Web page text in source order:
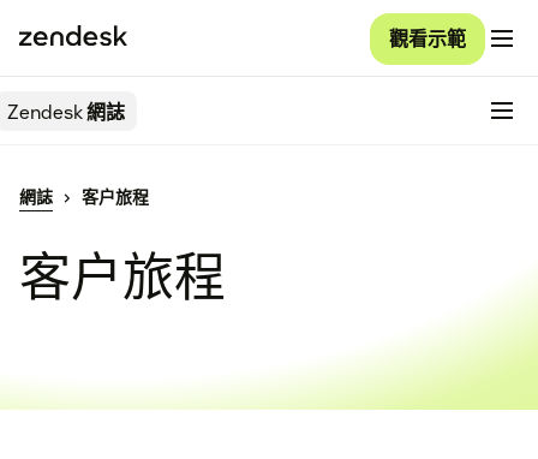
觀看示範
Zendesk網誌
網誌 客户旅程
客户旅程